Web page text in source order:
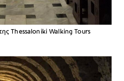
Thessaloniki Walking Tours